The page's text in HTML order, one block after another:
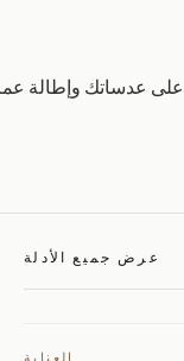
على عدساتك وإطالة
عرض جميع الأدلة
العناية